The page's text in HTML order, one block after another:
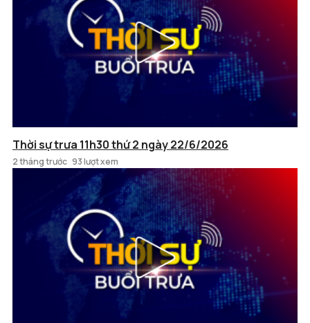
Thời sự trưa 11h30 thứ 2 ngày 22/6/2026
2 tháng trước 93 lượt xem